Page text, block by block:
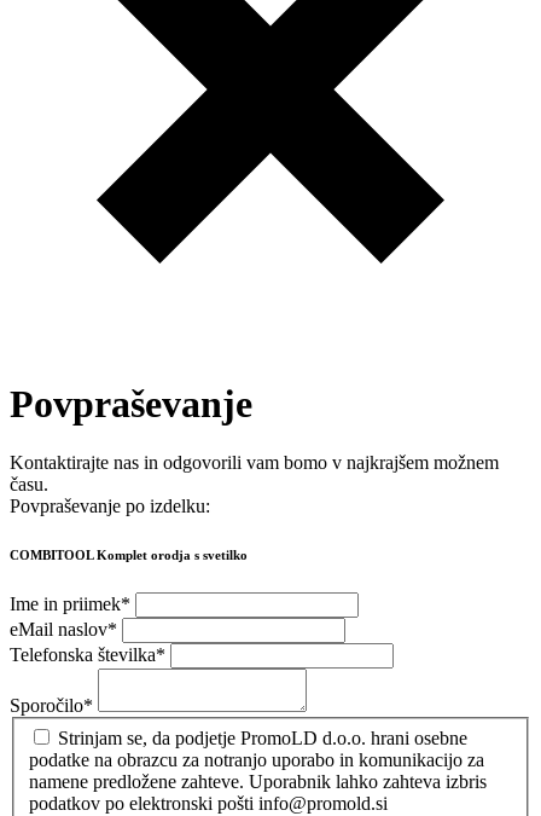
Povpraševanje
Kontaktirajte nas in odgovorili vam bomo v najkrajšem možnem
času.
Povpraševanje po izdelku:
COMBITOOL Komplet orodja s svetilko
Ime in priimek*
eMail naslov*
Telefonska številka*
Sporočilo*
Strinjam se, da podjetje PromoLD d.o.o. hrani osebne
podatke na obrazcu za notranjo uporabo in komunikacijo za
namene predložene zahteve. Uporabnik lahko zahteva izbris
podatkov po elektronski pošti info@promold.si